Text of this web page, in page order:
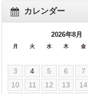
カレンダー
2026年8月
月 火 水 木 金
3
4 5 6 7
10
11 12 13 14